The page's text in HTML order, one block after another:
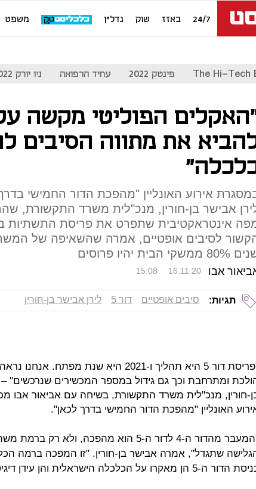
24/7 באזז שוק נדל"ן משפט
The Hi-Tech פינטק 2022 עתיד הרפואה ניו יורק 2022
הפוליטי מקשה
את מתווה הסיבים
אירוע האונליין "מהפכת הדור החמישי
אבישר בן-חורין, מנכ"לית משרד התקשורת,
אינטראקטיבית שתפרט את פריסת התשתיות
ממשקי הבית יהיו פרוסים
אבו 15:08 16.11.20
תגיות: סיבים אופטיים דור 5 לירן אבישר בן-חורין
"פריסת דור 5 היא תהליך ו-2021 היא שנת מפתח.
ומתרחבת וכך גם גידול במספר המכשירים שנרכשים"
חורין, מנכ"לית משרד התקשורת, בשיחה עם אביאור אבו
האונליין "מהפכת הדור החמישי בדרך לכאן".
"המעבר מהדור ה-4 לדור ה-5 הוא מהפכה, ולא
שתגדל", אמרה אבישר בן-חורין. "זו המפכה ברמה
הדור ה-5 הן מאקרו על הכלכלה הישראלית והן עידן דיגיטלי חדש".